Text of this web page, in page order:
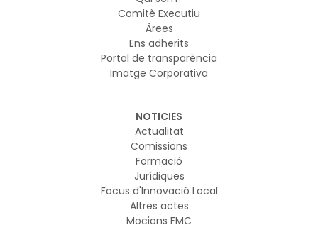
Comitè Executiu
Àrees
Ens adherits
Portal de transparència
Imatge Corporativa
NOTICIES
Actualitat
Comissions
Formació
Jurídiques
Focus d'Innovació Local
Altres actes
Mocions FMC